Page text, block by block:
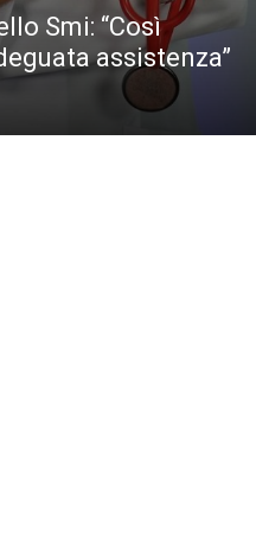
Smi: “Così
assistenza”